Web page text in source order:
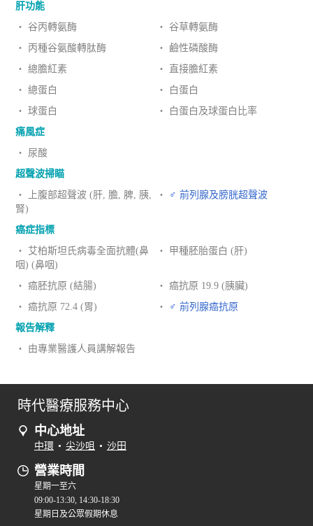
肝功能
‧ 谷丙轉氨酶
‧ 谷草轉氨酶
‧ 丙種谷氨酸轉肽酶
‧ 鹼性磷酸酶
‧ 總膽紅素
‧ 直接膽紅素
‧ 總蛋白
‧ 白蛋白
‧ 球蛋白
‧ 白蛋白及球蛋白比率
痛風症
‧ 尿酸
超聲波掃瞄
‧ 上腹部超聲波 (肝, 膽, 脾, 胰,
腎)
‧ ♂ 前列腺及膀胱超聲波
癌症指標
‧ 艾柏斯坦氏病毒全面抗體(鼻
咽) (鼻咽)
‧ 甲種胚胎蛋白 (肝)
‧ 癌胚抗原 (結腸)
‧ 癌抗原 19.9 (胰臟)
‧ 癌抗原 72.4 (胃)
‧
♂ 前列腺癌抗原
報告解釋
‧ 由專業醫護人員講解報告
時代醫療服務中心
中心地址
中環 • 尖沙咀 • 沙田
營業時間
星期一至六
09:00-13:30, 14:30-18:30
星期日及公眾假期休息